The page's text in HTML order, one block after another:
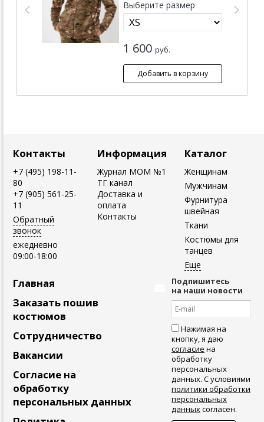
Выберите размер
1 600 руб.
Контакты
+7 (495) 198-11-
80
+7 (905) 561-25-
11
Обратный
звонок
ежедневно
09:00-18:00
Информация
Журнал MOM №1
ТГ канал
Доставка и
оплата
Контакты
Каталог
Женщинам
Мужчинам
Фурнитура
швейная
Ткани
Костюмы для
танцев
Главная
Заказать пошив
костюмов
Сотрудничество
Вакансии
Согласие на
обработку
персональных данных
Подпишитесь
на наши новости
Нажимая на
кнопку, я даю
согласие на
обработку
персональных
данных. С условиями
политики обработки
персональных
данныхсогласен.